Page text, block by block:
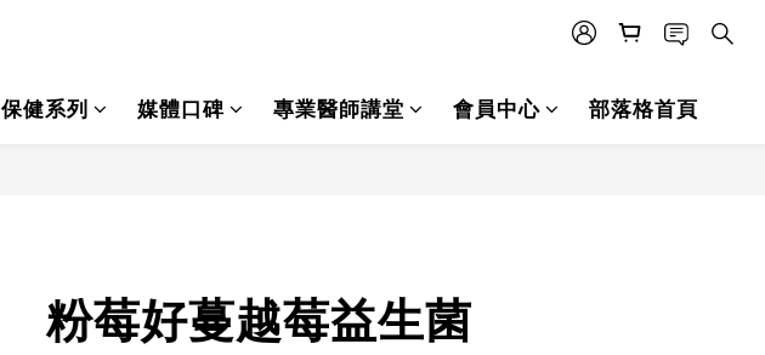
保健系列 媒體口碑 專業醫師講堂 會員中心 部落格首頁
粉莓好蔓越莓益生菌